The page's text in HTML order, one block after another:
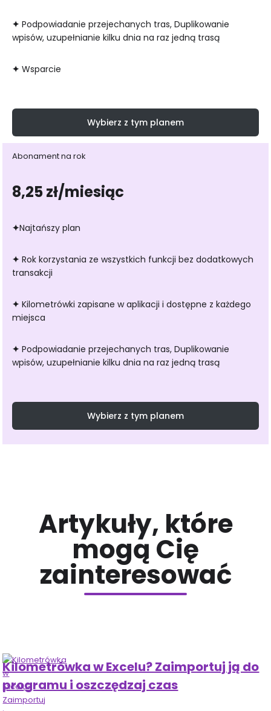
✦ Podpowiadanie przejechanych tras, Duplikowanie
wpisów, uzupełnianie kilku dnia na raz jedną trasą
✦ Wsparcie
Wybierz z tym planem
Abonament na rok
8,25 zł/miesiąc
✦Najtańszy plan
✦ Rok korzystania ze wszystkich funkcji bez dodatkowych
transakcji
✦ Kilometrówki zapisane w aplikacji i dostępne z każdego
miejsca
✦ Podpowiadanie przejechanych tras, Duplikowanie
wpisów, uzupełnianie kilku dnia na raz jedną trasą
Wybierz z tym planem
Artykuły, które
mogą Cię
zainteresować
Kilometrówka w Excelu? Zaimportuj ją do
programu i oszczędzaj czas